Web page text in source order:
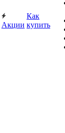
Акции
Как
купить